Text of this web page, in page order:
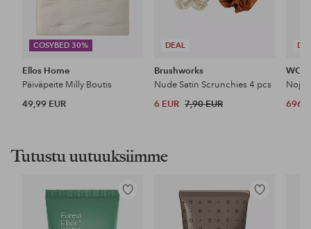
COSYBED 30%
Ellos Home
Päiväpeite Milly Boutis
49,99 EUR
DEAL
Brushworks
Nude Satin Scrunchies 4 pcs
6 EUR 7,90 EUR
696
Tutustu uutuuksiimme
Lisää
suosikkeihin
Lisää